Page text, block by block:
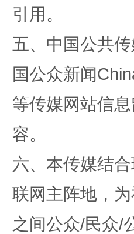
这是一记警钟！
引用。
五、中国公共
国公众新闻
等传媒网站信
容。
六、本传媒结
联网主阵地，
之间公众/民众/